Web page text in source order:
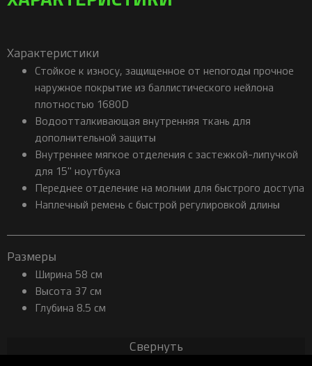
Характеристики
Стойкое к износу, защищенное от непогоды прочное
наружное покрытие из баллистического нейлона
плотностью 1680D
Водоотталкивающая внутренняя ткань для
дополнительной защиты
Внутреннее мягкое отделения с застежкой-липучкой
для 15" ноутбука
Переднее отделение на молнии для быстрого доступа
Наплечный ремень с быстрой регулировкой длины
Размеры
Ширина 58 см
Высота 37 см
Глубина 8.5 см
Свернуть